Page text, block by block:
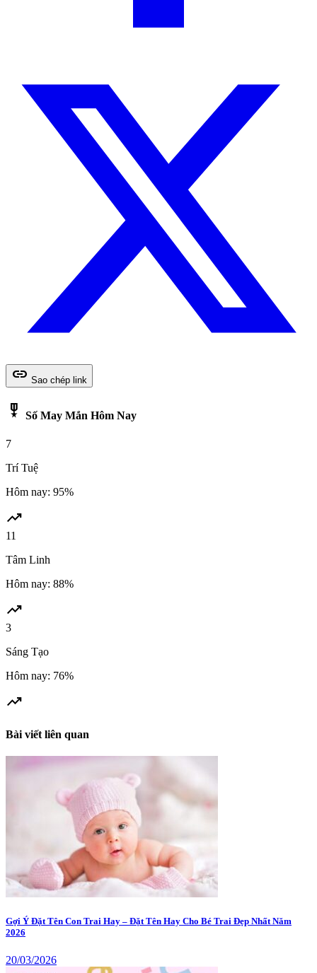
link Sao chép link
military_tech Số May Mắn Hôm Nay
7
Trí Tuệ
Hôm nay: 95%
trending_up
11
Tâm Linh
Hôm nay: 88%
trending_up
3
Sáng Tạo
Hôm nay: 76%
trending_up
Bài viết liên quan
Gợi Ý Đặt Tên Con Trai Hay – Đặt Tên Hay Cho Bé Trai Đẹp Nhất Năm
2026
20/03/2026